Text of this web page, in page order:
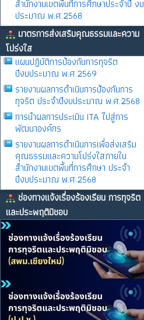
สำนักงานเขตพื้นที่การศึกษาประจำปี งบ
ประมาณ พ.ศ.2568
มาตรการส่งเสริมคุณธรรมและความ
โปร่งใส
แผนปฏิบัติการป้องกันการทุจริต
ปีงบประมาณ พ.ศ.2569
รายงานผลการดําเนินการป้องกันการ
ทุจริต ประจําปีงบประมาณ พ.ศ.2568
การนำผลการประเมิน ITA ไปสู่การ
พัฒนาองค์กร
รายงานผลการดําเนินการเพื่อส่งเสริม
คุณธรรมและความโปร่งใสภายใน
สำนักงานเขตพื้นที่การศึกษา ประจำ
ปีงบประมาณ พ.ศ.2568
ช่องทางแจ้งเรื่องร้องเรียน การทุจริต
และประพฤติมิชอบ